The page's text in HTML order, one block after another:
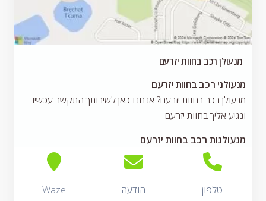
מנעולן רכב בחוות יזרעם
מנעולני רכב בחוות יזרעם
מנעולן רכב בחוות יזרעם? אנחנו כאן לשירותך התקשר עכשיו
ונגיע אליך בחוות יזרעם!
מנעולנות רכב בחוות יזרעם
טלפון הודעה Waze